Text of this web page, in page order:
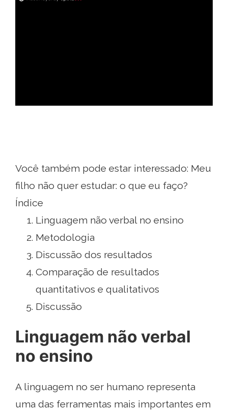
Você também pode estar interessado: Meu
filho não quer estudar: o que eu faço?
Índice
Linguagem não verbal no ensino
Metodologia
Discussão dos resultados
Comparação de resultados
quantitativos e qualitativos
Discussão
Linguagem não verbal
no ensino
A linguagem no ser humano representa
uma das ferramentas mais importantes em